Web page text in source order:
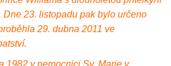
Dne 23. listopadu pak bylo určeno
29. dubna 2011 ve